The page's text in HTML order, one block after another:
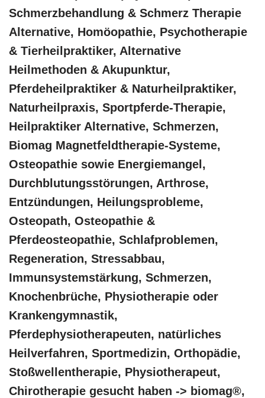
Schmerzbehandlung & Schmerz Therapie
Alternative, ‎Homöopathie, ‎Psychotherapie
& ‎Tierheilpraktiker, Alternative
Heilmethoden & Akupunktur,
Pferdeheilpraktiker & Naturheilpraktiker,
Naturheilpraxis, Sportpferde-Therapie,
Heilpraktiker Alternative, Schmerzen,
Biomag Magnetfeldtherapie-Systeme,
Osteopathie sowie Energiemangel,
Durchblutungsstörungen, Arthrose,
Entzündungen, Heilungsprobleme,
Osteopath, Osteopathie &
Pferdeosteopathie, Schlafproblemen,
Regeneration, Stressabbau,
Immunsystemstärkung, Schmerzen,
Knochenbrüche, Physiotherapie oder
Krankengymnastik,
Pferdephysiotherapeuten, natürliches
Heilverfahren, Sportmedizin, Orthopädie,
Stoßwellentherapie, Physiotherapeut,
Chirotherapie gesucht haben -> biomag®,